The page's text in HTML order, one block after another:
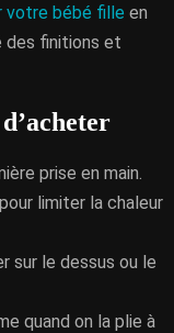
votre bébé fille en
des finitions et
prise en main.
limiter la chaleur
sur le dessus ou le
quand on la plie à